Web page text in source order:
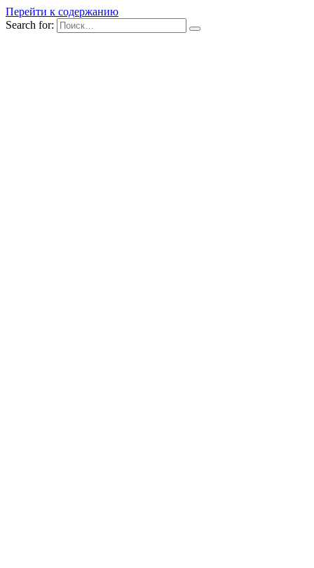
Перейти к содержанию
Search for: